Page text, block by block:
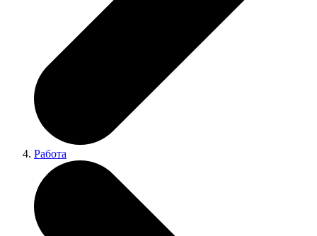
Работа